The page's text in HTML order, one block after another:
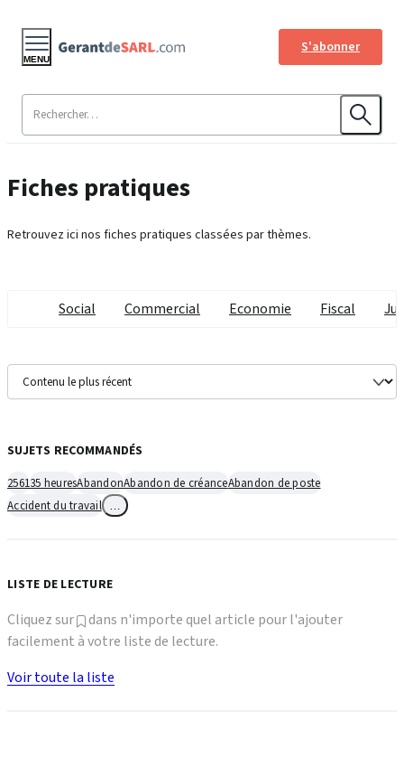
S'abonner
MENU
Fiches pratiques
Retrouvez ici nos fiches pratiques classées par thèmes.
Social Commercial Economie Fiscal
SUJETS RECOMMANDÉS
256135 heuresAbandonAbandon de créanceAbandon de poste
Accident du travail
LISTE DE LECTURE
Cliquez sur
dans n'importe quel article pour l'ajouter
facilement à votre liste de lecture.
Voir toute la liste